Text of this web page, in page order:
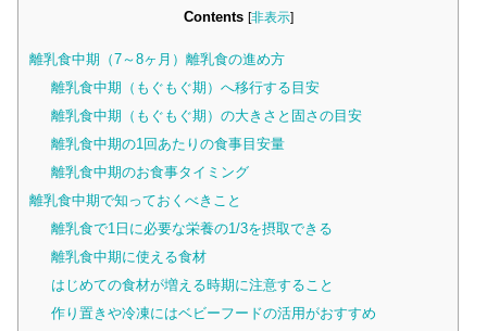
Contents [非表示]
離乳食中期（7～8ヶ月）離乳食の進め方
離乳食中期（もぐもぐ期）へ移行する目安
離乳食中期（もぐもぐ期）の大きさと固さの目安
離乳食中期の1回あたりの食事目安量
離乳食中期のお食事タイミング
離乳食中期で知っておくべきこと
離乳食で1日に必要な栄養の1/3を摂取できる
離乳食中期に使える食材
はじめての食材が増える時期に注意すること
作り置きや冷凍にはベビーフードの活用がおすすめ